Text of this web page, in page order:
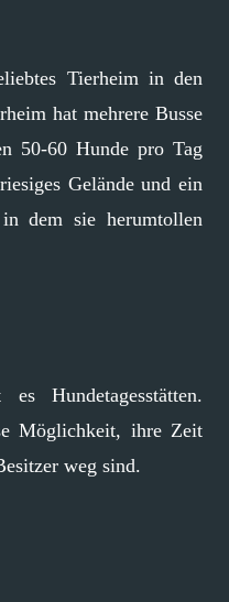
Tierheim in den
hat mehrere Busse
50-60 Hunde pro Tag
Gelände und ein
dem sie herumtollen
Hundetagesstätten.
Möglichkeit, ihre Zeit
weg sind.